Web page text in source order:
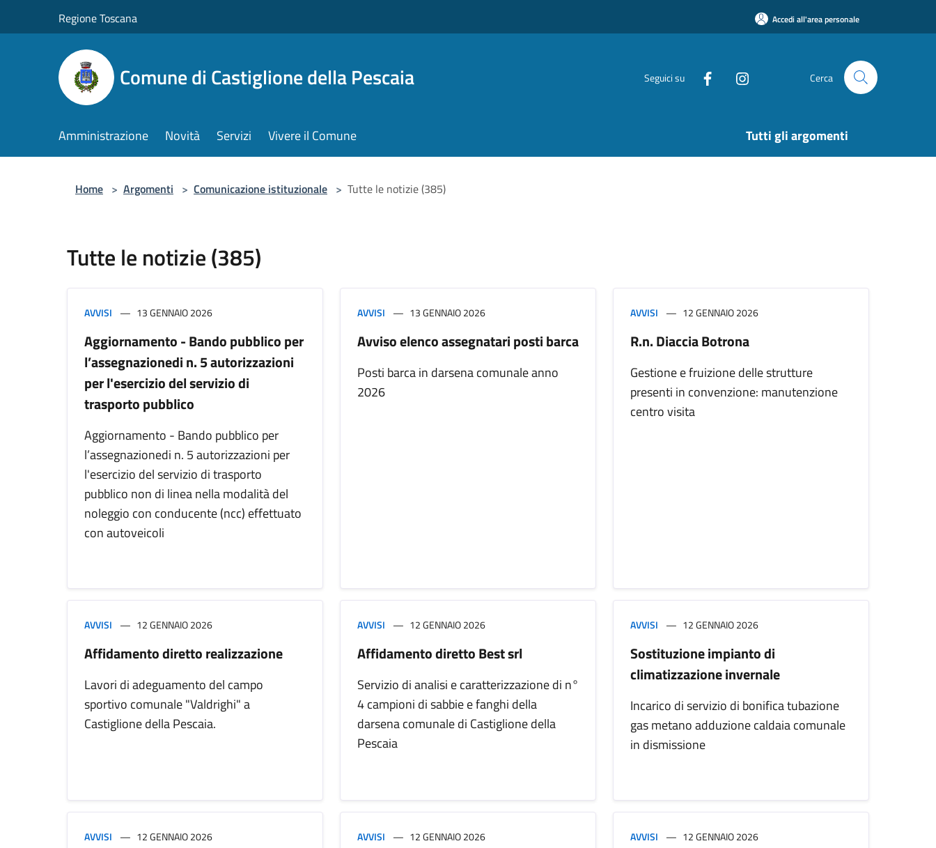
Regione Toscana Accedi all'area personale
Comune di Castiglione della Pescaia Seguici su Cerca
Amministrazione Novità Servizi Vivere il Comune Tutti gli argomenti
Home > Argomenti > Comunicazione istituzionale > Tutte le notizie (385)
Tutte le notizie (385)
AVVISI 13 GENNAIO 2026
Aggiornamento - Bando pubblico per
l’assegnazionedi n. 5 autorizzazioni
per l'esercizio del servizio di
trasporto pubblico
Aggiornamento - Bando pubblico per
l’assegnazionedi n. 5 autorizzazioni per
l'esercizio del servizio di trasporto
pubblico non di linea nella modalità del
noleggio con conducente (ncc) effettuato
con autoveicoli
AVVISI 13 GENNAIO 2026
Avviso elenco assegnatari posti barca
Posti barca in darsena comunale anno
2026
AVVISI 12 GENNAIO 2026
R.n. Diaccia Botrona
Gestione e fruizione delle strutture
presenti in convenzione: manutenzione
centro visita
AVVISI 12 GENNAIO 2026
Affidamento diretto realizzazione
Lavori di adeguamento del campo
sportivo comunale "Valdrighi" a
Castiglione della Pescaia.
AVVISI 12 GENNAIO 2026
Affidamento diretto Best srl
Servizio di analisi e caratterizzazione di n°
4 campioni di sabbie e fanghi della
darsena comunale di Castiglione della
Pescaia
AVVISI 12 GENNAIO 2026
Sostituzione impianto di
climatizzazione invernale
Incarico di servizio di bonifica tubazione
gas metano adduzione caldaia comunale
in dismissione
AVVISI 12 GENNAIO 2026 AVVISI 12 GENNAIO 2026 AVVISI 12 GENNAIO 2026